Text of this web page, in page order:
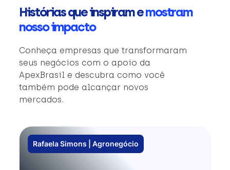
Histórias que inspiram emostram
nosso impacto
Conheça empresas que transformaram
seus negócios com o apoio da
ApexBrasil e descubra como você
também pode alcançar novos
mercados.
Rafaela Simons | Agronegócio